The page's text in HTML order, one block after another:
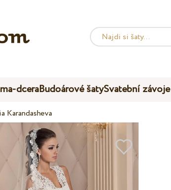
dceraBudoárové šatySvatební závoje
Karandasheva